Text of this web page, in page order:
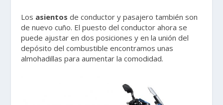
Los asientos de conductor y pasajero también son
de nuevo cuño. El puesto del conductor ahora se
puede ajustar en dos posiciones y en la unión del
depósito del combustible encontramos unas
almohadillas para aumentar la comodidad.